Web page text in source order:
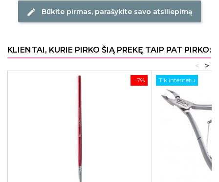
edit Būkite pirmas, parašykite savo atsiliepimą
KLIENTAI, KURIE PIRKO ŠIĄ PREKĘ TAIP PAT PIRKO:
>
<
−7% Tik internetu